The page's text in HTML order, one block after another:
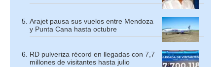
Arajet pausa sus vuelos entre Mendoza
y Punta Cana hasta octubre
RD pulveriza récord en llegadas con 7,7
millones de visitantes hasta julio